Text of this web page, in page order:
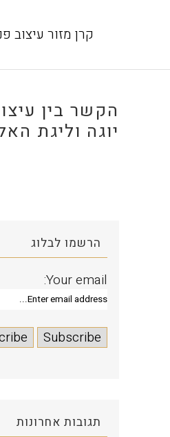
קרן מזור עיצוב
הקשר בין
יוגה וליגת
הרשמו לבלוג
Your email:
תגובות אחרונות